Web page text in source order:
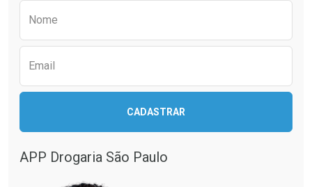
Nome
Email
CADASTRAR
APP Drogaria São Paulo